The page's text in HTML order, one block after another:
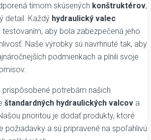
tímom skúsených konštruktérov,
detail. Každý hydraulický valec
aby bola zabezpečená jeho
Naše výrobky sú navrhnuté tak, aby
podmienkach a plnili svoje
prispôsobené potrebám našich
štandardných hydraulických valcov a
Našou prioritou je dodať produkty, ktoré
požiadavky a sú pripravené na spoľahlivú